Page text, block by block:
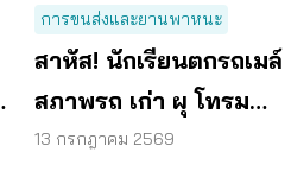
การขนส่งและยานพาหนะ
สาหัส! นักเรียนตกรถเมล์
สภาพรถ เก่า ผุ โทรม
ถามหามาตรฐานรถ
13 กรกฎาคม 2569